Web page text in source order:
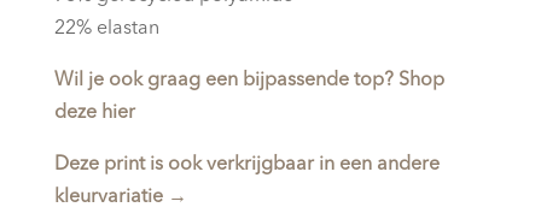
22% elastan
Wil je ook graag een bijpassende top? Shop
deze hier
Deze print is ook verkrijgbaar in een andere
kleurvariatie →